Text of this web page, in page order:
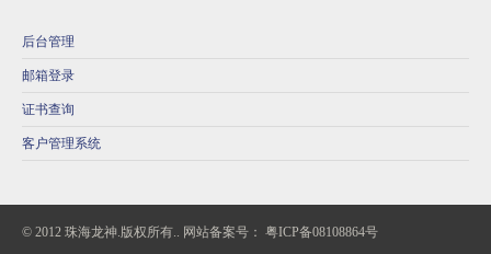
后台管理
邮箱登录
证书查询
客户管理系统
© 2012 珠海龙神.版权所有.. 网站备案号： 粤ICP备08108864号